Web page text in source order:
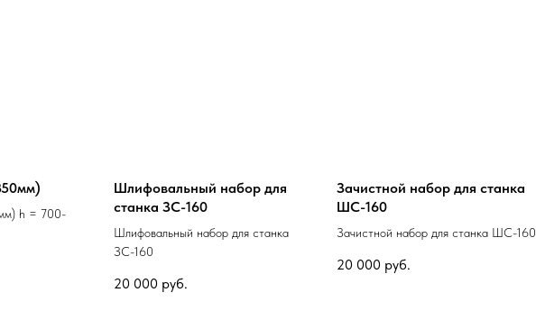
h = 700-
Шлифовальный набор для
станка ЗС-160
Шлифовальный набор для станка
ЗС-160
20 000 руб.
Зачистной набор для станка
ШС-160
Зачистной набор для станка ШС-160
20 000 руб.